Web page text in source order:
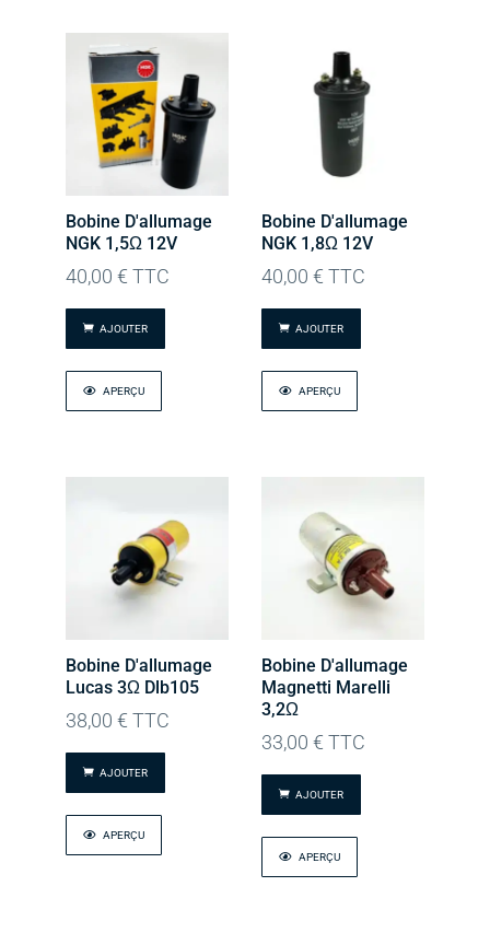
Bobine D'allumage
NGK 1,5Ω 12V
40,00 € TTC
AJOUTER
APERÇU
Bobine D'allumage
NGK 1,8Ω 12V
40,00 € TTC
AJOUTER
APERÇU
Bobine D'allumage
Lucas 3Ω Dlb105
38,00 € TTC
AJOUTER
APERÇU
Bobine D'allumage
Magnetti Marelli
3,2Ω
33,00 € TTC
AJOUTER
APERÇU